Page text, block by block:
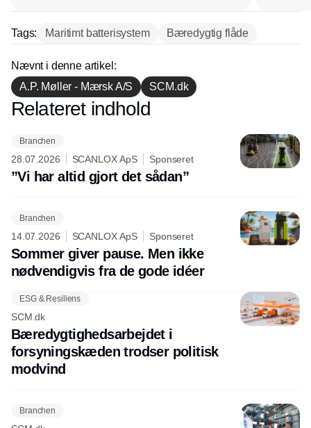
lagerchef stafetten videre
hos INOX
Tags: Maritimt batterisystem Bæredygtig flåde
Nævnt i denne artikel:
A.P. Møller - Mærsk A/S
SCM.dk
Annonce
Relateret indhold
Branchen
28.07.2026 SCANLOX ApS Sponseret
”Vi har altid gjort det sådan”
Branchen
14.07.2026 SCANLOX ApS Sponseret
Sommer giver pause. Men ikke
nødvendigvis fra de gode idéer
ESG & Resiliens
SCM.dk
Bæredygtighedsarbejdet i
forsyningskæden trodser politisk
modvind
Branchen